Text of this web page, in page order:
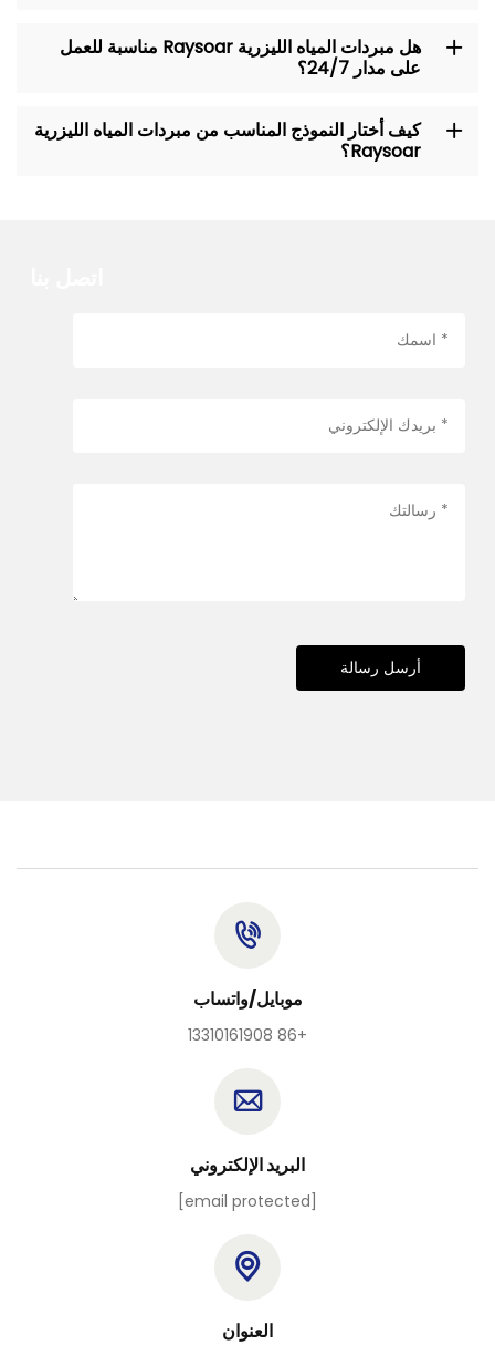
هل مبردات المياه الليزرية Raysoar مناسبة للعمل
على مدار 24/7؟
كيف أختار النموذج المناسب من مبردات المياه الليزرية
Raysoar؟
أرسل رسالة
موبايل/واتساب
+86 13310161908
البريد الإلكتروني
[email protected]
العنوان